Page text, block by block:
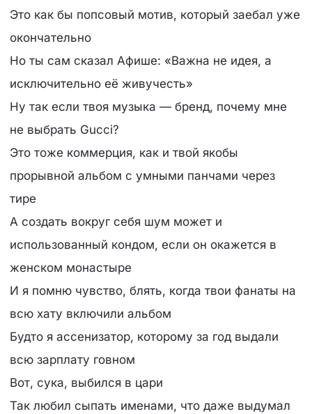
Это как бы попсовый мотив, который заебал уже
окончательно
Но ты сам сказал Афише: «Важна не идея, а
исключительно её живучесть»
Ну так если твоя музыка — бренд, почему мне
не выбрать Gucci?
Это тоже коммерция, как и твой якобы
прорывной альбом с умными панчами через
тире
А создать вокруг себя шум может и
использованный кондом, если он окажется в
женском монастыре
И я помню чувство, блять, когда твои фанаты на
всю хату включили альбом
Будто я ассенизатор, которому за год выдали
всю зарплату говном
Вот, сука, выбился в цари
Так любил сыпать именами, что даже выдумал